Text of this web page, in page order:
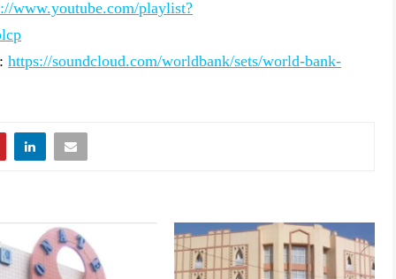
www.youtube.com/playlist?
https://soundcloud.com/worldbank/sets/world-bank-